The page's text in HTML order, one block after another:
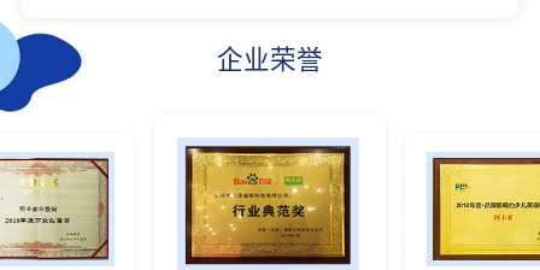
企业荣誉